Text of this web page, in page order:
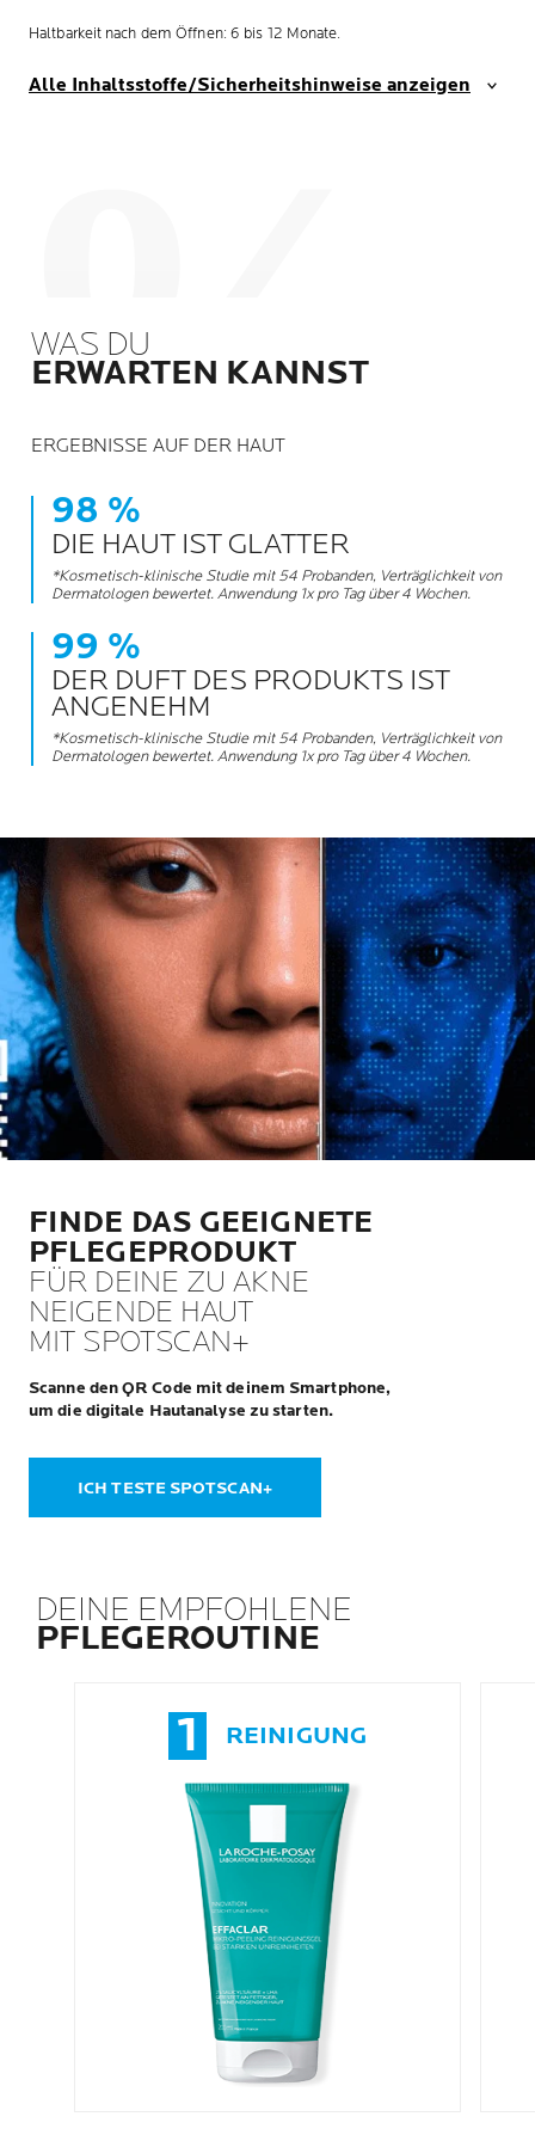
Haltbarkeit nach dem Öffnen: 6 bis 12 Monate.
Alle Inhaltsstoffe/Sicherheitshinweise anzeigen
WAS DU
ERWARTEN KANNST
ERGEBNISSE AUF DER HAUT
98 %
DIE HAUT IST GLATTER
*Kosmetisch-klinische Studie mit 54 Probanden, Verträglichkeit von
Dermatologen bewertet. Anwendung 1x pro Tag über 4 Wochen.
99 %
DER DUFT DES PRODUKTS IST
ANGENEHM
*Kosmetisch-klinische Studie mit 54 Probanden, Verträglichkeit von
Dermatologen bewertet. Anwendung 1x pro Tag über 4 Wochen.
FINDE DAS GEEIGNETE
PFLEGEPRODUKT
FÜR DEINE ZU AKNE
NEIGENDE HAUT
MIT SPOTSCAN+
Scanne den QR Code mit deinem Smartphone,
um die digitale Hautanalyse zu starten.
ICH TESTE SPOTSCAN+
DEINE EMPFOHLENE
PFLEGEROUTINE
1 REINIGUNG